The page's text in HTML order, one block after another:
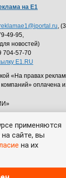
применяются
сайте, вы
на их
на Е1
,
49-95,
новостей)
704-57-70
E1.RU
«На правах
оплачена